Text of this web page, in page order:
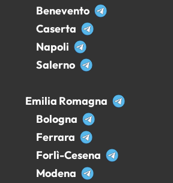
Benevento
Caserta
Napoli
Salerno
Emilia Romagna
Bologna
Ferrara
Forlì-Cesena
Modena